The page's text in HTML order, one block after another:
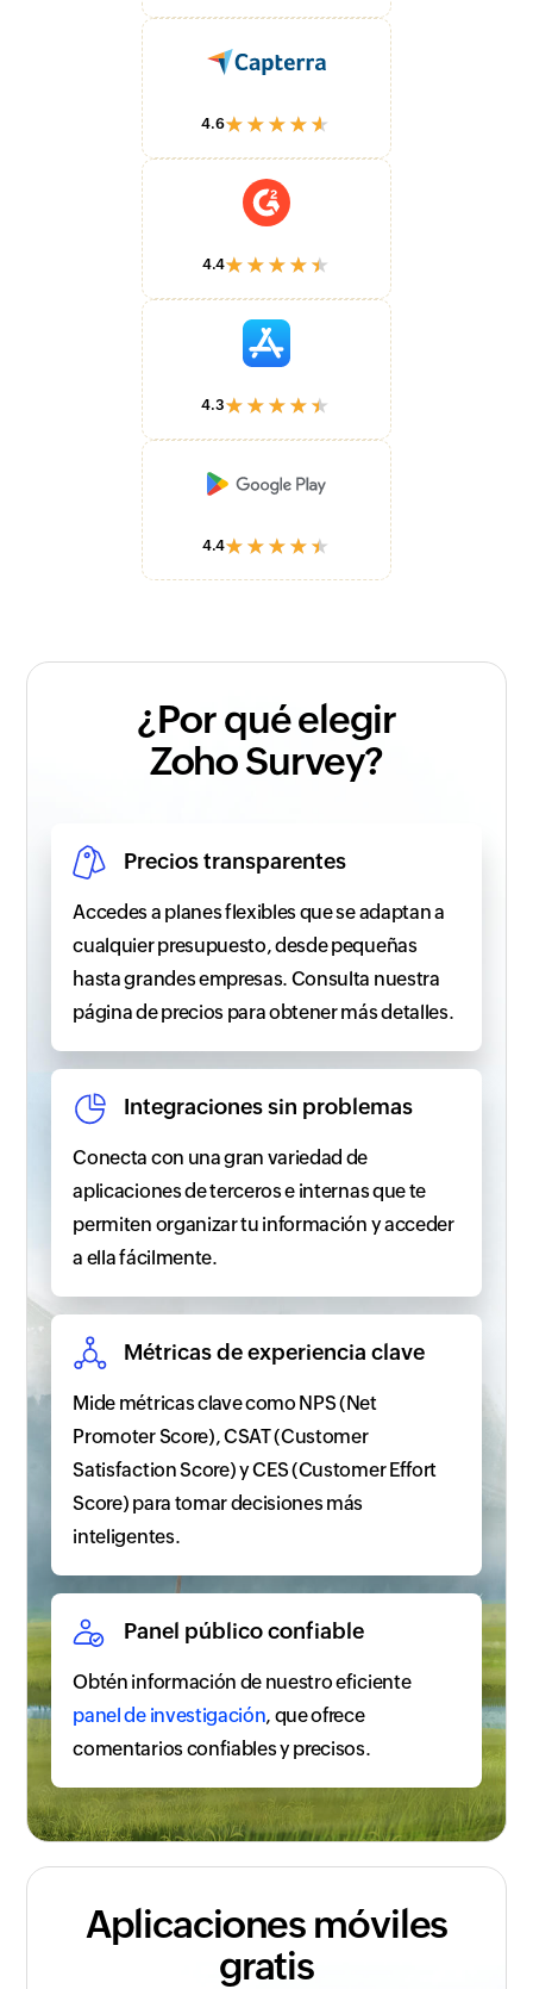
★★★★★
4.6
★★★★★
4.4
★★★★★
4.3
★★★★★
4.4
¿Por qué elegir
Zoho Survey?
Precios transparentes
Accedes a planes flexibles que se adaptan a
cualquier presupuesto, desde pequeñas
hasta grandes empresas. Consulta nuestra
página de precios para obtener más detalles.
Integraciones sin problemas
Conecta con una gran variedad de
aplicaciones de terceros e internas que te
permiten organizar tu información y acceder
a ella fácilmente.
Métricas de experiencia clave
Mide métricas clave como NPS (Net
Promoter Score), CSAT (Customer
Satisfaction Score) y CES (Customer Effort
Score) para tomar decisiones más
inteligentes.
Panel público confiable
Obtén información de nuestro eficiente
panel de investigación, que ofrece
comentarios confiables y precisos.
Aplicaciones móviles
gratis